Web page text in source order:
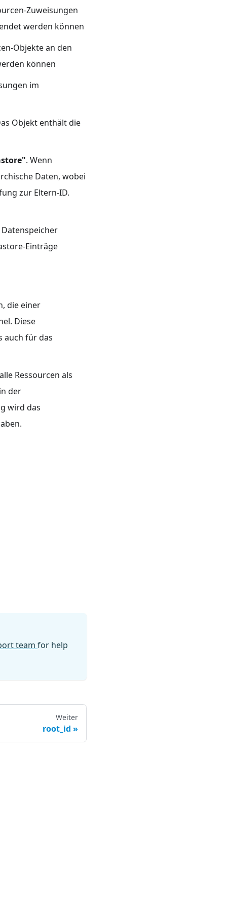
Zuweisungen
werden können
Objekte an den
können
im
Objekt enthält die
. Wenn
Daten, wobei
zur Eltern-ID.
Einträge
die einer
Diese
auch für das
Ressourcen als
der
wird das
team for help
Weiter
root_id